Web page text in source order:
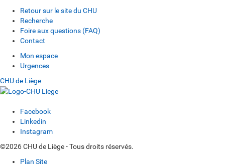
Retour sur le site du CHU
Recherche
Foire aux questions (FAQ)
Contact
Mon espace
Urgences
CHU de Liège
Facebook
Linkedin
Instagram
©2026 CHU de Liège - Tous droits réservés.
Plan Site